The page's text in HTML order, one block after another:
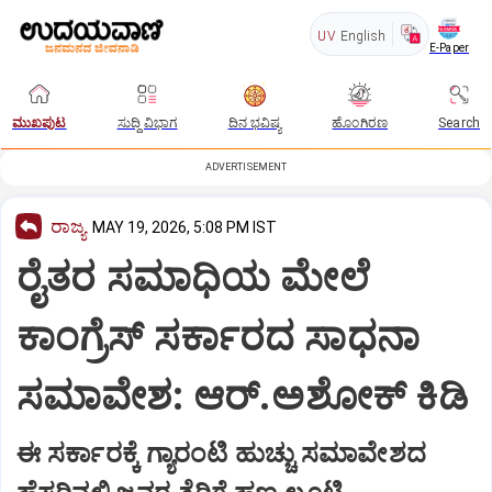
UV English
E-Paper
ಮುಖಪುಟ ಸುದ್ದಿ ವಿಭಾಗ ದಿನ ಭವಿಷ್ಯ ಹೊಂಗಿರಣ Search
ADVERTISEMENT
ರಾಜ್ಯ MAY 19, 2026, 5:08 PM IST
ರೈತರ ಸಮಾಧಿಯ ಮೇಲೆ
ಕಾಂಗ್ರೆಸ್‌ ಸರ್ಕಾರದ ಸಾಧನಾ
ಸಮಾವೇಶ: ಆರ್‌.ಅಶೋಕ್‌ ಕಿಡಿ
ಈ ಸರ್ಕಾರಕ್ಕೆ ಗ್ಯಾರಂಟಿ ಹುಚ್ಚು ಸಮಾವೇಶದ